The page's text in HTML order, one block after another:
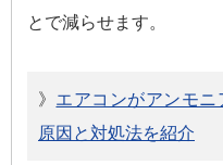
とで減らせます。
》 エアコンがアンモ
原因と対処法を紹介